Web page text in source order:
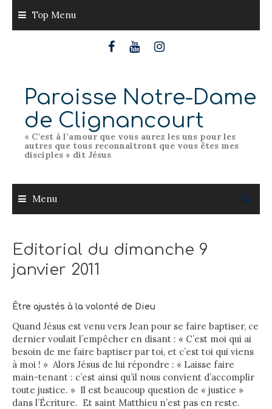
content
Top Menu
Paroisse Notre-Dame
de Clignancourt
« C’est à l’amour que vous aurez les uns pour les
autres que tous reconnaîtront que vous êtes mes
disciples » dit Jésus
Menu
Editorial du dimanche 9
janvier 2011
Être ajustés à la volonté de Dieu
Quand Jésus est venu vers Jean pour se faire baptiser, ce
dernier voulait l’empêcher en disant : « C’est moi qui ai
besoin de me faire baptiser par toi, et c’est toi qui viens
à moi ! » Alors Jésus de lui répondre : « Laisse faire
main-tenant : c’est ainsi qu’il nous convient d’accomplir
toute justice. » Il est beaucoup question de « justice »
dans l’Écriture. Et saint Matthieu n’est pas en reste.